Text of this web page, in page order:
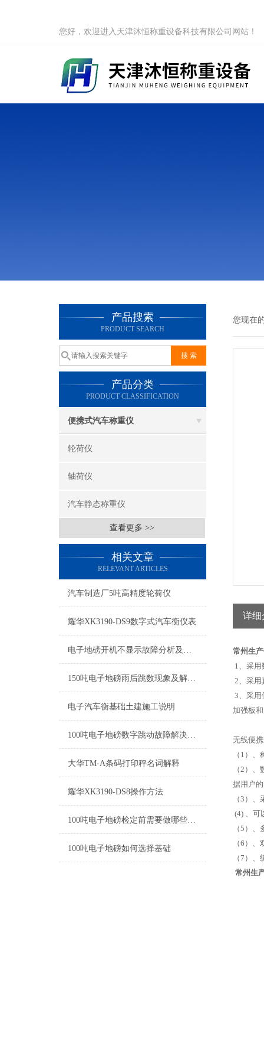
您好，欢迎进入天津沐恒称重设备科技有限公司网站！
产品搜索
PRODUCT SEARCH
产品分类
PRODUCT CLASSIFICATION
便携式汽车称重仪
轮荷仪
轴荷仪
汽车静态称重仪
查看更多 >>
相关文章
RELEVANT ARTICLES
汽车制造厂5吨高精度轮荷仪
耀华XK3190-DS9数字式汽车衡仪表
电子地磅开机不显示故障分析及解决方法
150吨电子地磅雨后跳数现象及解决方法
电子汽车衡基础土建施工说明
100吨电子地磅数字跳动故障解决方法
大华TM-A条码打印秤名词解释
耀华XK3190-DS8操作方法
100吨电子地磅检定前需要做哪些准备工作
100吨电子地磅如何选择基础
您现在
详细
常州生
1、采
2、采用
3、采用
加强板
无线便
（1）
（2）
据用户
（3）
(4) 、可
（5）
（6）
（7）
常州生